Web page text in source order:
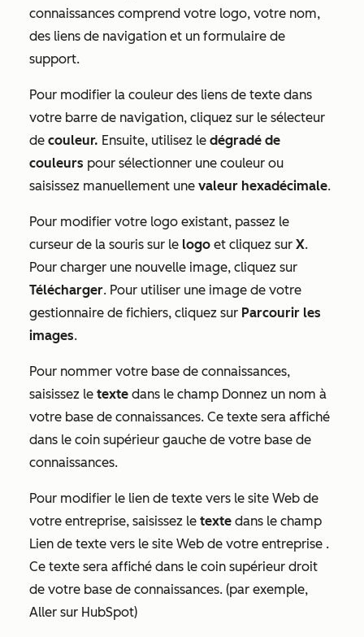
connaissances comprend votre logo, votre nom,
des liens de navigation et un formulaire de
support.
Pour modifier la couleur des liens de texte dans
votre barre de navigation, cliquez sur le sélecteur
de couleur. Ensuite, utilisez le dégradé de
couleurs pour sélectionner une couleur ou
saisissez manuellement une valeur hexadécimale.
Pour modifier votre logo existant, passez le
curseur de la souris sur le logo et cliquez sur X.
Pour charger une nouvelle image, cliquez sur
Télécharger. Pour utiliser une image de votre
gestionnaire de fichiers, cliquez sur Parcourir les
images.
Pour nommer votre base de connaissances,
saisissez le texte dans le champ Donnez un nom à
votre base de connaissances. Ce texte sera affiché
dans le coin supérieur gauche de votre base de
connaissances.
Pour modifier le lien de texte vers le site Web de
votre entreprise, saisissez le texte dans le champ
Lien de texte vers le site Web de votre entreprise .
Ce texte sera affiché dans le coin supérieur droit
de votre base de connaissances. (par exemple,
Aller sur HubSpot)